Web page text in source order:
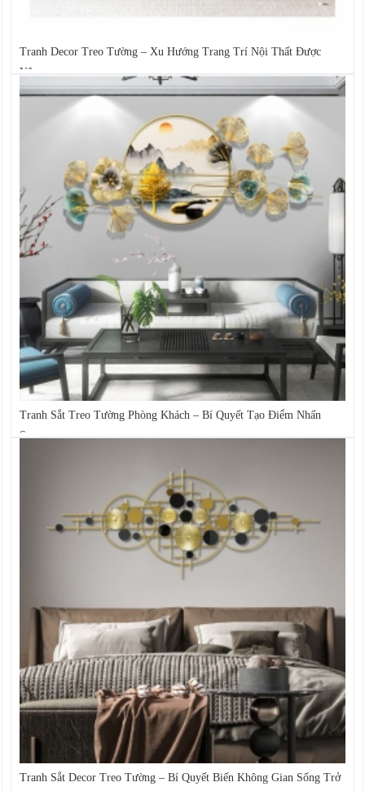
Tranh Decor Treo Tường – Xu Hướng Trang Trí Nội Thất Được
Yêu...
Tranh Sắt Treo Tường Phòng Khách – Bí Quyết Tạo Điểm Nhấn
Sang...
Tranh Sắt Decor Treo Tường – Bí Quyết Biến Không Gian Sống Trở